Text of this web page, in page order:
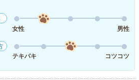
女性
男性
テキパキ
コツコツ